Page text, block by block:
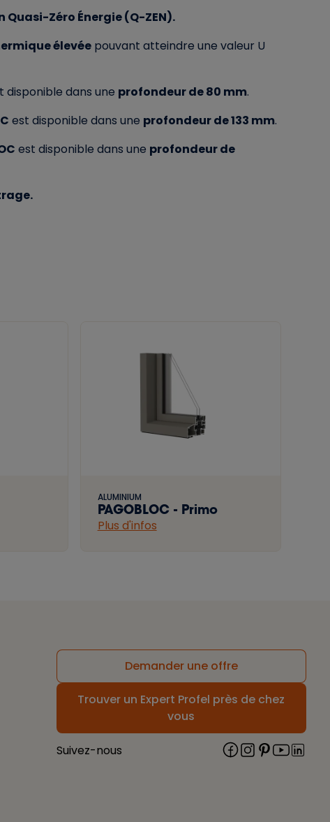
Quasi-Zéro Énergie (Q-ZEN).
élevée pouvant atteindre une valeur U
disponible dans une profondeur de 80 mm.
est disponible dans une profondeur de 133 mm.
est disponible dans une profondeur de
ALUMINIUM
PAGOBLOC - Primo
Plus d'infos
Demander une offre
Trouver un Expert Profel près de chez
vous
Suivez-nous